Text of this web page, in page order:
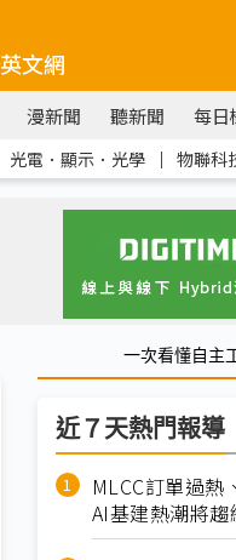
英文網
漫新聞 聽新聞 每日
光電．顯示．光學 ｜ 物聯科
一次看懂自主
近７天熱門報導
MLCC訂單過
AI基建熱潮將趨